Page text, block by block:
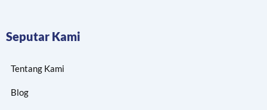
Seputar Kami
Tentang Kami
Blog